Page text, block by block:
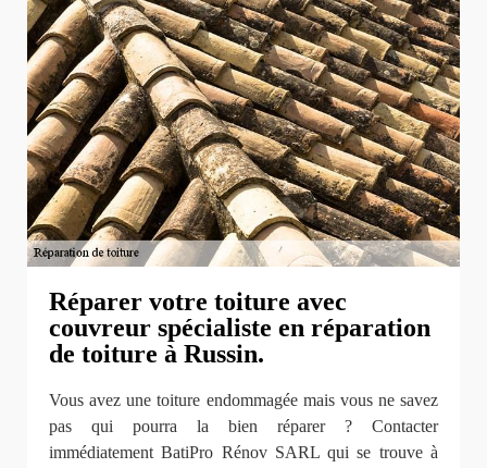
Réparer votre toiture avec
couvreur spécialiste en réparation
de toiture à Russin.
Vous avez une toiture endommagée mais vous ne savez
pas qui pourra la bien réparer ? Contacter
immédiatement BatiPro Rénov SARL qui se trouve à